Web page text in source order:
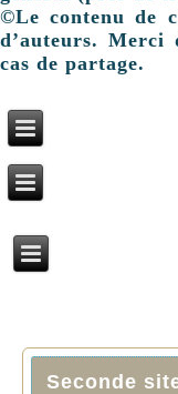
©Le contenu de
d’auteurs.
cas de partage.
Seconde